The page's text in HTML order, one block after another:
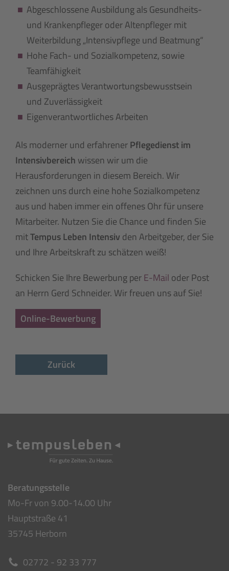
Abgeschlossene Ausbildung als Gesundheits-
und Krankenpfleger oder Altenpfleger mit
Weiterbildung „Intensivpflege und Beatmung“
Hohe Fach- und Sozialkompetenz, sowie
Teamfähigkeit
Ausgeprägtes Verantwortungsbewusstsein
und Zuverlässigkeit
Eigenverantwortliches Arbeiten
Als moderner und erfahrenerPflegedienst im
Intensivbereich wissen wir um die
Herausforderungen in diesem Bereich. Wir
zeichnen uns durch eine hohe Sozialkompetenz
aus und haben immer ein offenes Ohr für unsere
Mitarbeiter. Nutzen Sie die Chance und finden Sie
mitTempus Leben Intensiv den Arbeitgeber, der Sie
und Ihre Arbeitskraft zu schätzen weiß!
Schicken Sie Ihre Bewerbung perE-Mail oder Post
an Herrn Gerd Schneider. Wir freuen uns auf Sie!
Online-Bewerbung
Zurück
Beratungsstelle
Mo-Fr von 9.00-14.00 Uhr
Hauptstraße 41
35745 Herborn
02772 - 92 33 777